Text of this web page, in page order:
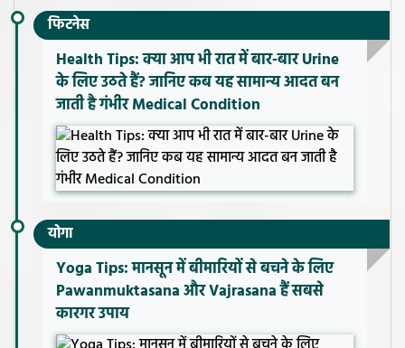
फिटनेस
Health Tips: क्या आप भी रात में बार-बार Urine
के लिए उठते हैं? जानिए कब यह सामान्य आदत बन
जाती है गंभीर Medical Condition
योगा
Yoga Tips: मानसून में बीमारियों से बचने के लिए
Pawanmuktasana और Vajrasana हैं सबसे
कारगर उपाय